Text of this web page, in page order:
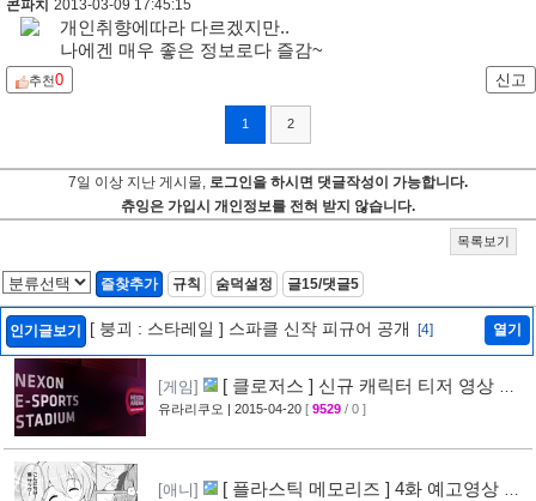
콘파치 2013-03-09 17:45:15
개인취향에따라 다르겠지만..
나에겐 매우 좋은 정보로다 즐감~
추천0 신고
1 2
7일 이상 지난 게시물, 로그인을 하시면 댓글작성이 가능합니다.
츄잉은 가입시 개인정보를 전혀 받지 않습니다.
목록보기
즐찾추가 규칙 숨덕설정 글15/댓글5
인기글보기 [ 붕괴 : 스타레일 ] 스파클 신작 피규어 공개 [4] 열기
[게임]
[ 클로저스 ] 신규 캐릭터 티저 영상 공
개 [42]
유라리쿠오 | 2015-04-20 [ 9529 / 0 ]
[애니]
[ 플라스틱 메모리즈 ] 4화 예고영상 +